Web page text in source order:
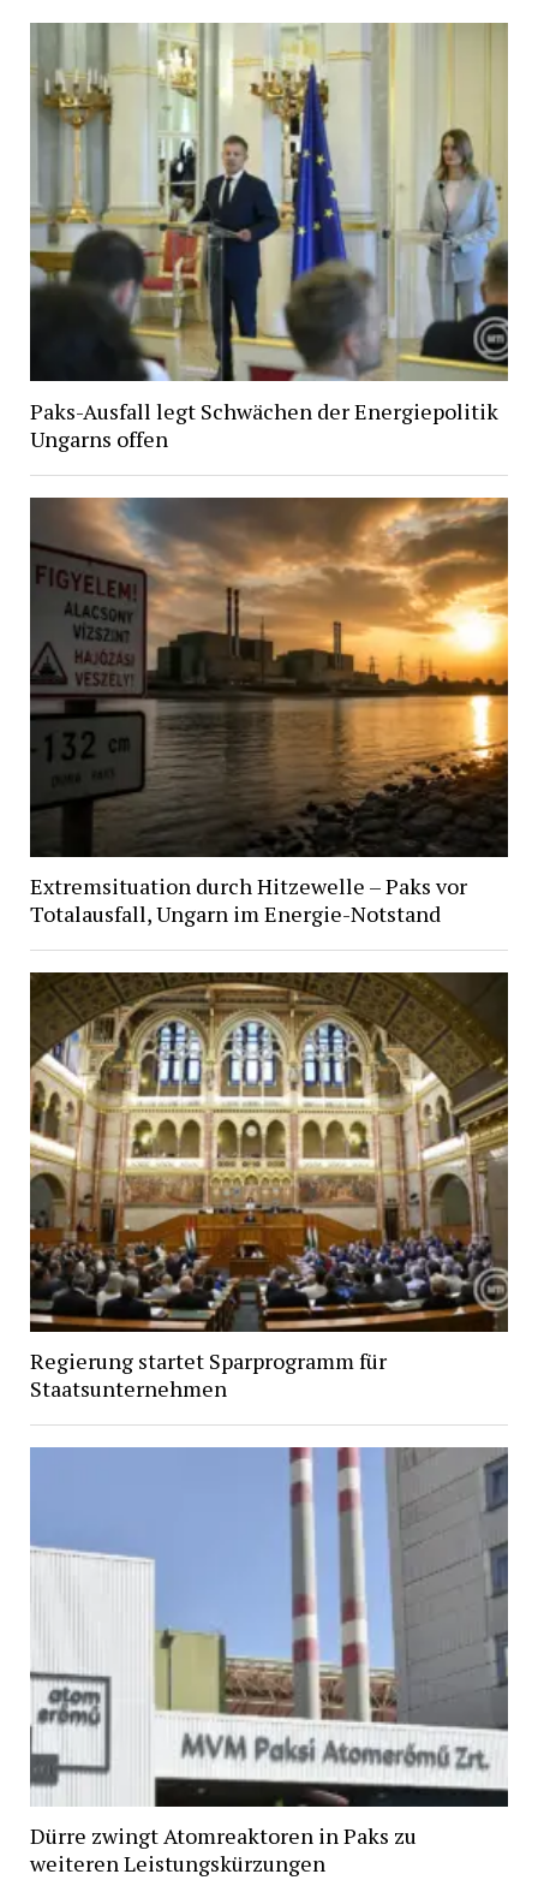
Paks-Ausfall legt Schwächen der Energiepolitik
Ungarns offen
Extremsituation durch Hitzewelle – Paks vor
Totalausfall, Ungarn im Energie-Notstand
Regierung startet Sparprogramm für
Staatsunternehmen
Dürre zwingt Atomreaktoren in Paks zu
weiteren Leistungskürzungen